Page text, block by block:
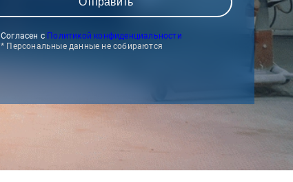
Согласен с Политикой конфиденциальности
* Персональные данные не собираются